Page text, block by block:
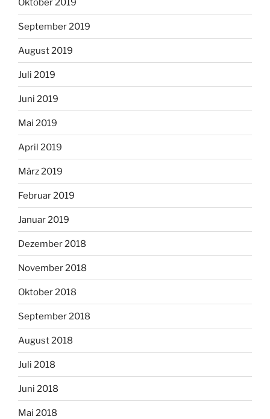
Oktober 2019
September 2019
August 2019
Juli 2019
Juni 2019
Mai 2019
April 2019
März 2019
Februar 2019
Januar 2019
Dezember 2018
November 2018
Oktober 2018
September 2018
August 2018
Juli 2018
Juni 2018
Mai 2018